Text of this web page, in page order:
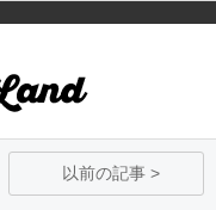
以前の記事 >